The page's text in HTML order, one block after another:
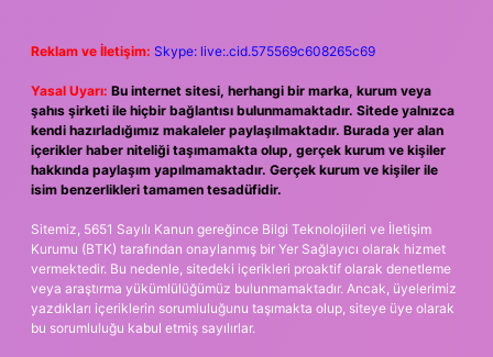
Reklam ve İletişim: Skype: live:.cid.575569c608265c69
Yasal Uyarı: Bu internet sitesi, herhangi bir marka, kurum veya
şahıs şirketi ile hiçbir bağlantısı bulunmamaktadır. Sitede yalnızca
kendi hazırladığımız makaleler paylaşılmaktadır. Burada yer alan
içerikler haber niteliği taşımamakta olup, gerçek kurum ve kişiler
hakkında paylaşım yapılmamaktadır. Gerçek kurum ve kişiler ile
isim benzerlikleri tamamen tesadüfidir.
Sitemiz, 5651 Sayılı Kanun gereğince Bilgi Teknolojileri ve İletişim
Kurumu (BTK) tarafından onaylanmış bir Yer Sağlayıcı olarak hizmet
vermektedir. Bu nedenle, sitedeki içerikleri proaktif olarak denetleme
veya araştırma yükümlülüğümüz bulunmamaktadır. Ancak, üyelerimiz
yazdıkları içeriklerin sorumluluğunu taşımakta olup, siteye üye olarak
bu sorumluluğu kabul etmiş sayılırlar.